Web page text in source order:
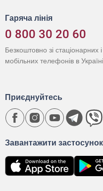
Гаряча лінія
0 800 30 20 60
Безкоштовно зі стаціонарних і
мобільних телефонів в Україні
Завантажити застосунок
Приєднуйтесь